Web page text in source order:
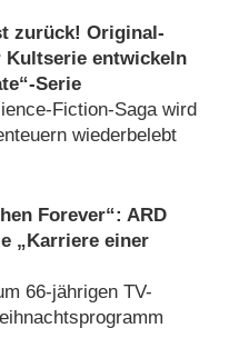
zurück! Original-
Kultserie entwickeln
Serie
Fiction-Saga wird
wiederbelebt
Forever“: ARD
„Karriere einer
66-jährigen TV-